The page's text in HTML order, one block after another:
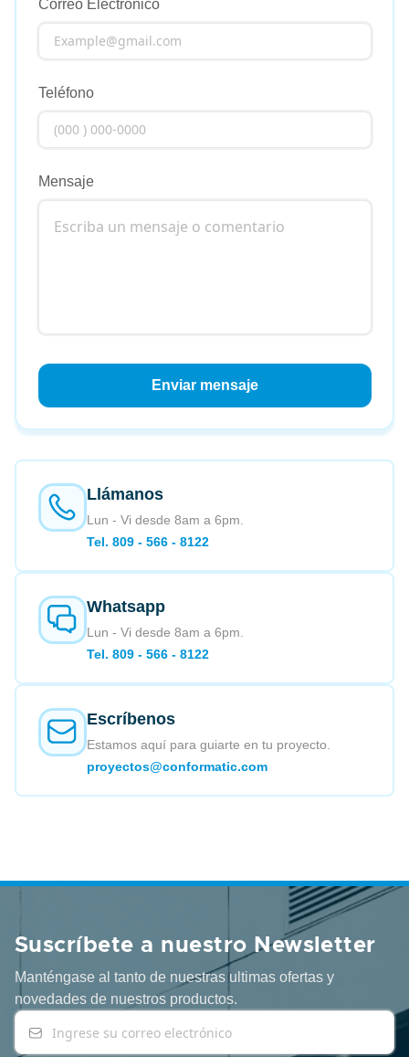
Correo Electrónico
Teléfono
Mensaje
Enviar mensaje
Llámanos
Lun - Vi desde 8am a 6pm.
Tel. 809 - 566 - 8122
Whatsapp
Lun - Vi desde 8am a 6pm.
Tel. 809 - 566 - 8122
Escríbenos
Estamos aquí para guiarte en tu proyecto.
proyectos@conformatic.com
Suscríbete a nuestro Newsletter
Manténgase al tanto de nuestras ultimas ofertas y
novedades de nuestros productos.